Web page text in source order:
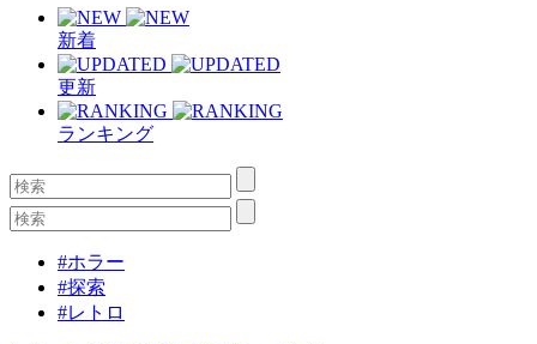
新着
更新
ランキング
#ホラー
#探索
#レトロ